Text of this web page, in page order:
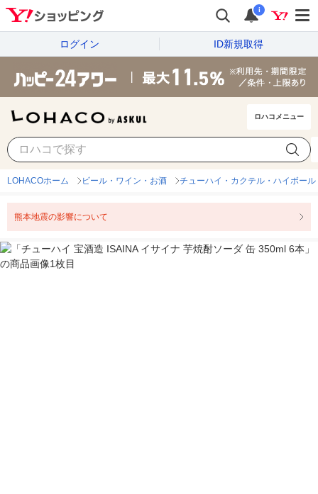
i
ログイン ID新規取得
ロハコメニュー
LOHACOホーム ビール・ワイン・お酒 チューハイ・カクテル・ハイボール
熊本地震の影響について